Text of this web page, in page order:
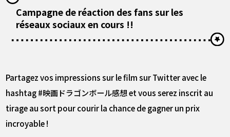
Campagne de réaction des fans sur les
réseaux sociaux en cours !!
Partagez vos impressions sur le film sur Twitter avec le
hashtag #映画ドラゴンボール感想 et vous serez inscrit au
tirage au sort pour courir la chance de gagner un prix
incroyable !